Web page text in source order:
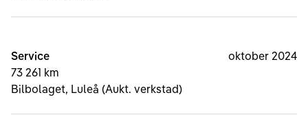
Service
73 261 km
Bilbolaget, Luleå (Aukt. verkstad)
oktober 2024